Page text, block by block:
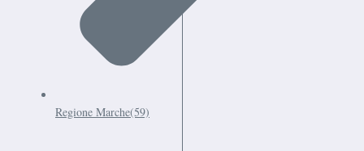
Regione Marche(59)